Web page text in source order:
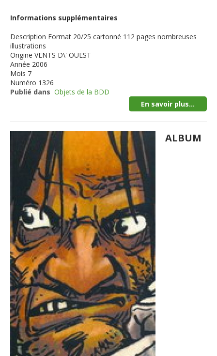
Informations supplémentaires
Description Format 20/25 cartonné 112 pages nombreuses
illustrations
Origine VENTS D\' OUEST
Année 2006
Mois 7
Numéro 1326
Publié dans Objets de la BDD
En savoir plus...
ALBUM